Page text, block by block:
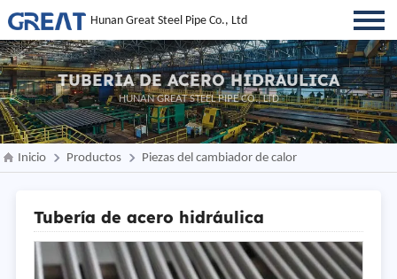
Hunan Great Steel Pipe Co., Ltd
TUBERÍA DE ACERO HIDRÁULICA
HUNAN GREAT STEEL PIPE CO., LTD
Inicio Productos Piezas del cambiador de calor
Tubería de acero hidráulica